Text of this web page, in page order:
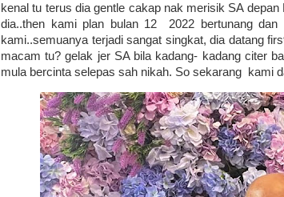
kenal tu terus dia gentle cakap nak merisik SA
dia..then kami plan bulan 12 2022 bertunang dan
kami..semuanya terjadi sangat singkat, dia datang
macam tu? gelak jer SA bila kadang- kadang citer
mula bercinta selepas sah nikah. So sekarang kami